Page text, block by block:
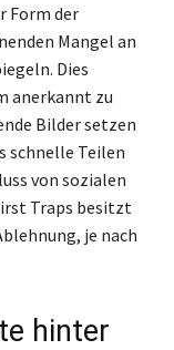
Form der
Mangel an
Dies
anerkannt zu
Bilder setzen
schnelle Teilen
von sozialen
Traps besitzt
je nach
hinter